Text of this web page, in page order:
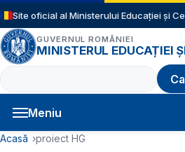
Sari la conținutul principal
Site oficial al Ministerului Educației și
GUVERNUL ROMÂNIEI
MINISTERUL EDUCAȚIEI
Caută
Meniu
Navigație principală
Cale de navigare
Acasă proiect HG